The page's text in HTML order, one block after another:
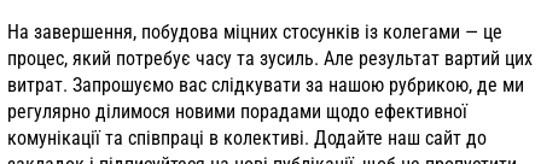
На завершення, побудова міцних стосунків із колегами — це
процес, який потребує часу та зусиль. Але результат вартий цих
витрат. Запрошуємо вас слідкувати за нашою рубрикою, де ми
регулярно ділимося новими порадами щодо ефективної
комунікації та співпраці в колективі. Додайте наш сайт до